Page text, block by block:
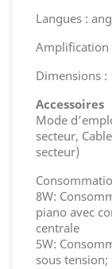
Langues :
Amplification
Dimensions :
Accessoires
Mode
secteur,
secteur)
8W:
piano avec
centrale
5W:
sous tension;